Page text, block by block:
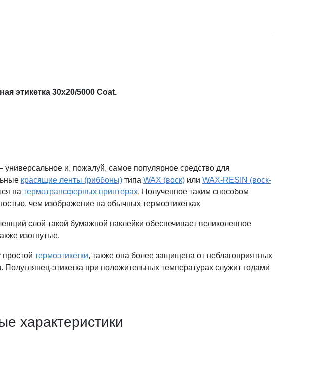
этикетка 30х20/5000 Coat.
универсальное и, пожалуй, самое популярное средство для
красящие ленты (риббоны) типа WAX (воск) или WAX-RESIN (воск-
на термотрансферных принтерах. Полученное таким способом
чем изображение на обычных термоэтикетках
слой такой бумажной наклейки обеспечивает великолепное
изогнутые.
простой термоэтикетки, также она более защищена от неблагоприятных
этикетка при положительных температурах служит годами
характеристики